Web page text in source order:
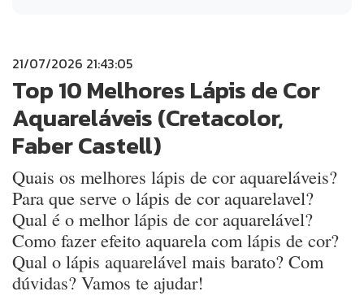
21/07/2026 21:43:05
Top 10 Melhores Lápis de Cor
Aquareláveis (Cretacolor,
Faber Castell)
Quais os melhores lápis de cor aquareláveis?
Para que serve o lápis de cor aquarelavel?
Qual é o melhor lápis de cor aquarelável?
Como fazer efeito aquarela com lápis de cor?
Qual o lápis aquarelável mais barato? Com
dúvidas? Vamos te ajudar!